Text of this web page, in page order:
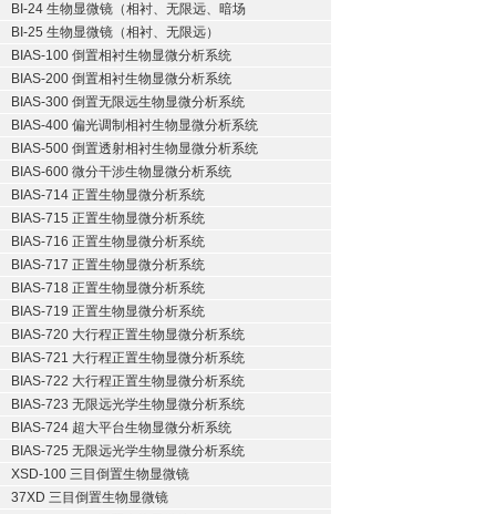
BI-24 生物显微镜（相衬、无限远、暗场
BI-25 生物显微镜（相衬、无限远）
BIAS-100 倒置相衬生物显微分析系统
BIAS-200 倒置相衬生物显微分析系统
BIAS-300 倒置无限远生物显微分析系统
BIAS-400 偏光调制相衬生物显微分析系统
BIAS-500 倒置透射相衬生物显微分析系统
BIAS-600 微分干涉生物显微分析系统
BIAS-714 正置生物显微分析系统
BIAS-715 正置生物显微分析系统
BIAS-716 正置生物显微分析系统
BIAS-717 正置生物显微分析系统
BIAS-718 正置生物显微分析系统
BIAS-719 正置生物显微分析系统
BIAS-720 大行程正置生物显微分析系统
BIAS-721 大行程正置生物显微分析系统
BIAS-722 大行程正置生物显微分析系统
BIAS-723 无限远光学生物显微分析系统
BIAS-724 超大平台生物显微分析系统
BIAS-725 无限远光学生物显微分析系统
XSD-100 三目倒置生物显微镜
37XD 三目倒置生物显微镜